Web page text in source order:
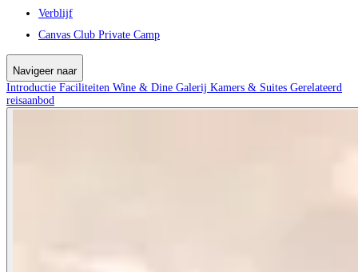
Verblijf
Canvas Club Private Camp
Navigeer naar
Introductie Faciliteiten Wine & Dine Galerij Kamers & Suites Gerelateerd
reisaanbod